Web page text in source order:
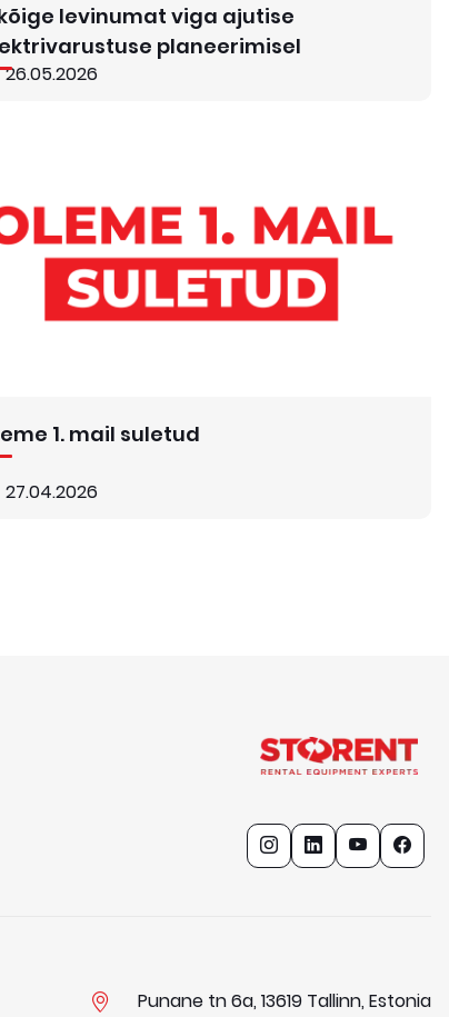
levinumat viga ajutise
planeerimisel
26.05.2026
1. mail suletud
27.04.2026
Punane tn 6a, 13619 Tallinn, Estonia